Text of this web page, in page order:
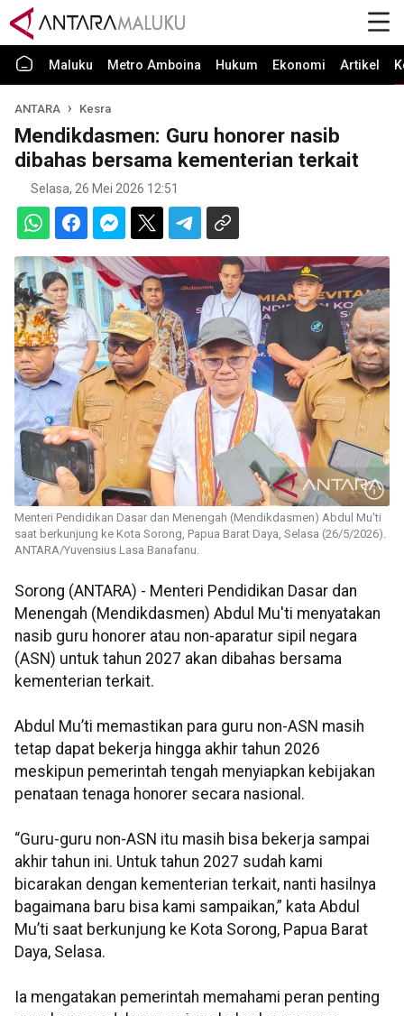
Maluku Metro Amboina Hukum Ekonomi Artikel
ANTARA Kesra
Mendikdasmen: Guru honorer nasib
dibahas bersama kementerian terkait
Selasa, 26 Mei 2026 12:51
Menteri Pendidikan Dasar dan Menengah (Mendikdasmen) Abdul Mu'ti
saat berkunjung ke Kota Sorong, Papua Barat Daya, Selasa (26/5/2026).
ANTARA/Yuvensius Lasa Banafanu.
Sorong (ANTARA) - Menteri Pendidikan Dasar dan
Menengah (Mendikdasmen) Abdul Mu'ti menyatakan
nasib guru honorer atau non-aparatur sipil negara
(ASN) untuk tahun 2027 akan dibahas bersama
kementerian terkait.
Abdul Mu’ti memastikan para guru non-ASN masih
tetap dapat bekerja hingga akhir tahun 2026
meskipun pemerintah tengah menyiapkan kebijakan
penataan tenaga honorer secara nasional.
“Guru-guru non-ASN itu masih bisa bekerja sampai
akhir tahun ini. Untuk tahun 2027 sudah kami
bicarakan dengan kementerian terkait, nanti hasilnya
bagaimana baru bisa kami sampaikan,” kata Abdul
Mu’ti saat berkunjung ke Kota Sorong, Papua Barat
Daya, Selasa.
Ia mengatakan pemerintah memahami peran penting